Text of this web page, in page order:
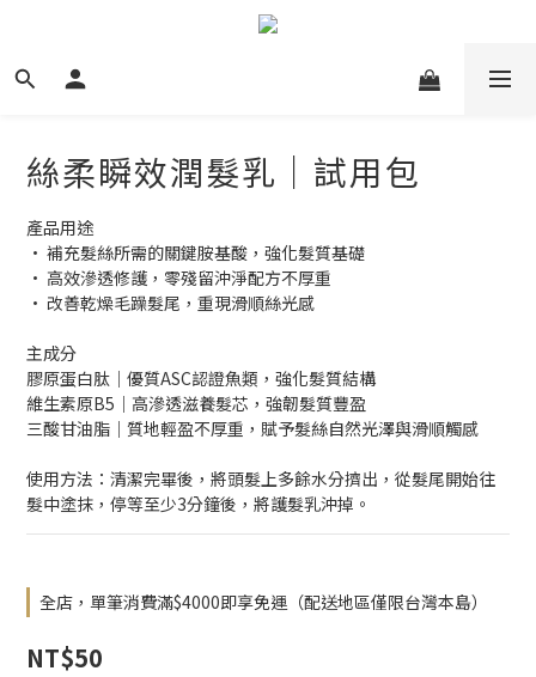
絲柔瞬效潤髮乳｜試用包
產品用途
• 補充髮絲所需的關鍵胺基酸，強化髮質基礎
• 高效滲透修護，零殘留沖淨配方不厚重
• 改善乾燥毛躁髮尾，重現滑順絲光感
主成分
膠原蛋白肽｜優質ASC認證魚類，強化髮質結構
維生素原B5｜高滲透滋養髮芯，強韌髮質豐盈
三酸甘油脂｜質地輕盈不厚重，賦予髮絲自然光澤與滑順觸感
使用方法：清潔完畢後，將頭髮上多餘水分擠出，從髮尾開始往
髮中塗抹，停等至少3分鐘後，將護髮乳沖掉。
全店，單筆消費滿$4000即享免運（配送地區僅限台灣本島）
NT$50